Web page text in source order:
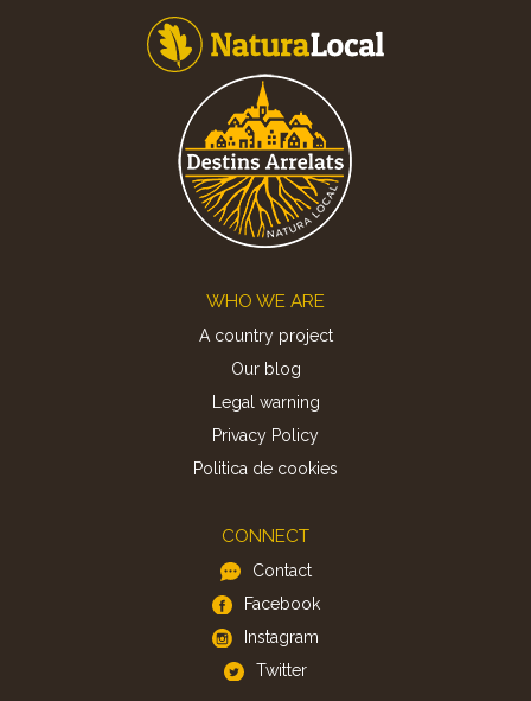
WHO WE ARE
A country project
Our blog
Legal warning
Privacy Policy
Politica de cookies
CONNECT
Contact
Facebook
Instagram
Twitter